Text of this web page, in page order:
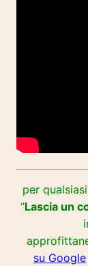
per
“Lascia un
su Google